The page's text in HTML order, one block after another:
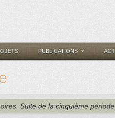
PUBLICATIONS
Suite de la cinquième